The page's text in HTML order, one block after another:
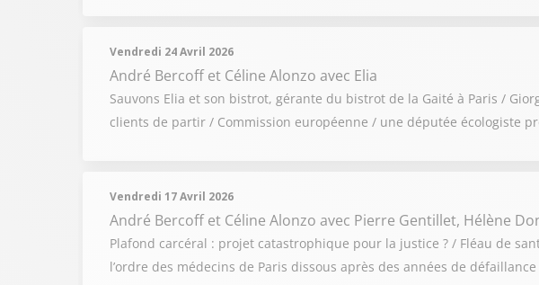
Vendredi 24 Avril 2026
André Bercoff et Céline Alonzo avec Elia
Sauvons Elia et son bistrot, gérante du bistrot de la Gaité à Paris /
clients de partir / Commission européenne / une députée écologiste
Vendredi 17 Avril 2026
André Bercoff et Céline Alonzo avec Pierre Gentillet, Hélène
Plafond carcéral : projet catastrophique pour la justice ? / Fléau de
l’ordre des médecins de Paris dissous après des années de défaillance